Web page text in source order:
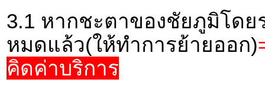
3.1 หากชะตาของชัยภูมิโด
หมดแล้ว(ให้ทำการย้ายออก)
คิดค่าบริการ